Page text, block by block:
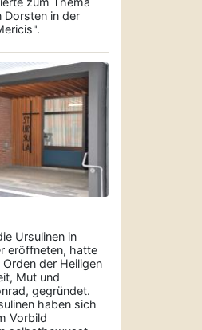
Dorsten in der
Ursulinen in
eröffneten, hatte
der Heiligen
Mut und
gegründet.
haben sich
Vorbild